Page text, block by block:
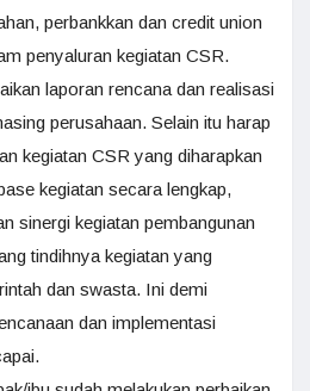
perbankkan dan credit union
penyaluran kegiatan CSR.
laporan rencana dan realisasi
perusahaan. Selain itu harap
kegiatan CSR yang diharapkan
kegiatan secara lengkap,
sinergi kegiatan pembangunan
tindihnya kegiatan yang
dan swasta. Ini demi
dan implementasi